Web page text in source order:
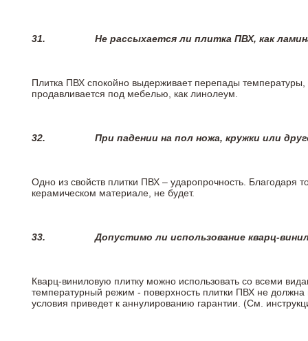
31. Не рассыхается ли плитка ПВХ, как
Плитка ПВХ спокойно выдерживает перепады температуры,
продавливается под мебелью, как линолеум.
32. При падении на пол ножа, кружки или
Одно из свойств плитки ПВХ – ударопрочность. Благодаря
керамическом материале, не будет.
33.Допустимо ли использование кварц-
Кварц-виниловую плитку можно использовать со всеми
температурный режим - поверхность плитки ПВХ не
условия приведет к аннулированию гарантии. (См.